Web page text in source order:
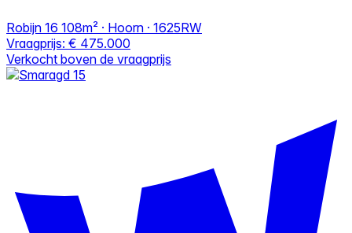
Robijn 16 108m² · Hoorn · 1625RW
Vraagprijs: € 475.000
Verkocht boven de vraagprijs